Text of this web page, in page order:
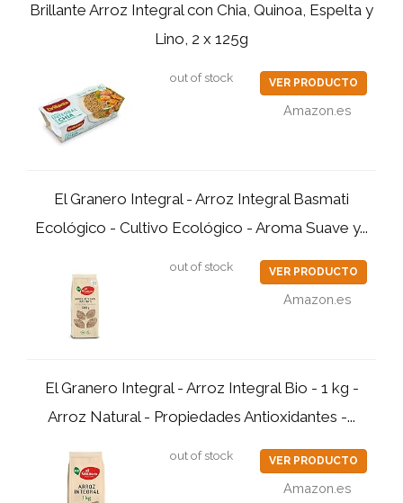
Brillante Arroz Integral con Chia, Quinoa, Espelta y
Lino, 2 x 125g
out of stock VER PRODUCTO
Amazon.es
El Granero Integral - Arroz Integral Basmati
Ecológico - Cultivo Ecológico - Aroma Suave y...
out of stock VER PRODUCTO
Amazon.es
El Granero Integral - Arroz Integral Bio - 1 kg -
Arroz Natural - Propiedades Antioxidantes -...
out of stock VER PRODUCTO
Amazon.es